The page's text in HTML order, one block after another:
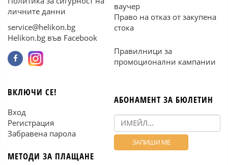
личните данни
service@helikon.bg
Helikon.bg във Facebook
ваучер
Право на отказ от закупена
стока
Правилници за
промоционални кампании
ВКЛЮЧИ СЕ!
Вход
Регистрация
Забравена парола
МЕТОДИ ЗА ПЛАЩАНЕ
АБОНАМЕНТ ЗА БЮЛЕТИН